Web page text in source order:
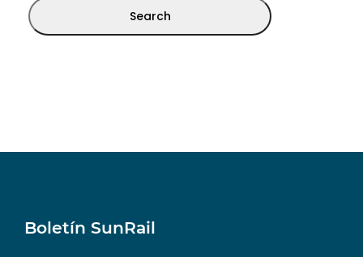
Boletín SunRail